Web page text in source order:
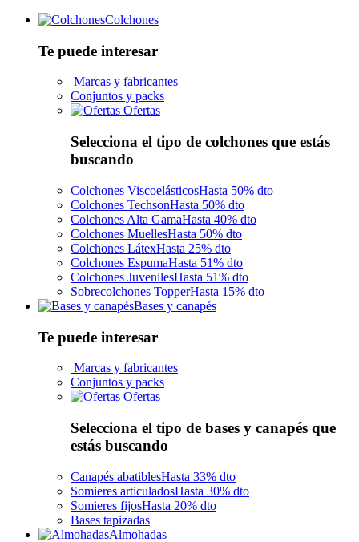
Colchones
Te puede interesar
Marcas y fabricantes
Conjuntos y packs
Ofertas
Selecciona el tipo de colchones que estás
buscando
Colchones ViscoelásticosHasta 50% dto
Colchones TechsonHasta 50% dto
Colchones Alta GamaHasta 40% dto
Colchones MuellesHasta 50% dto
Colchones LátexHasta 25% dto
Colchones EspumaHasta 51% dto
Colchones JuvenilesHasta 51% dto
Sobrecolchones TopperHasta 15% dto
Bases y canapés
Te puede interesar
Marcas y fabricantes
Conjuntos y packs
Ofertas
Selecciona el tipo de bases y canapés que
estás buscando
Canapés abatiblesHasta 33% dto
Somieres articuladosHasta 30% dto
Somieres fijosHasta 20% dto
Bases tapizadas
Almohadas